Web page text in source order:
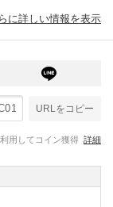
に詳しい情報を表示
URLをコピー
用してコイン獲得 詳細